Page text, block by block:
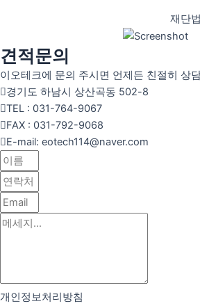
재단
견적문의
이오테크에 문의 주시면 언제든 친절히 상
경기도 하남시 상산곡동 502-8
TEL : 031-764-9067
FAX : 031-792-9068
E-mail: eotech114@naver.com
개인정보처리방침